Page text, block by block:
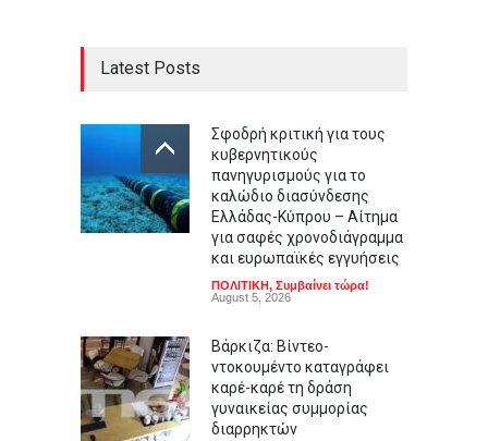
Latest Posts
Σφοδρή κριτική για τους
κυβερνητικούς
πανηγυρισμούς για το
καλώδιο διασύνδεσης
Ελλάδας-Κύπρου – Αίτημα
για σαφές χρονοδιάγραμμα
και ευρωπαϊκές εγγυήσεις
ΠΟΛΙΤΙΚΗ, Συμβαίνει τώρα!
August 5, 2026
Βάρκιζα: Βίντεο-
ντοκουμέντο καταγράφει
καρέ-καρέ τη δράση
γυναικείας συμμορίας
διαρρηκτών